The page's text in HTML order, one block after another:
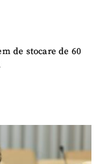
de stocare de 60